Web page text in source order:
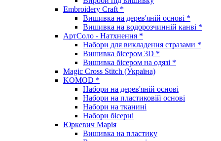
Embroidery Craft *
Вишивка на дерев'яній основі *
Вишивка на водорозчинній канві *
АртСоло - Натхнення *
Набори для викладення стразами *
Вишивка бісером 3D *
Вишивка бісером на одязі *
Magic Cross Stitch (Україна)
KOMOD *
Набори на дерев'яній основі
Набори на пластиковій основі
Набори на тканині
Набори бісерні
Юркевич Марія
Вишивка на пластику